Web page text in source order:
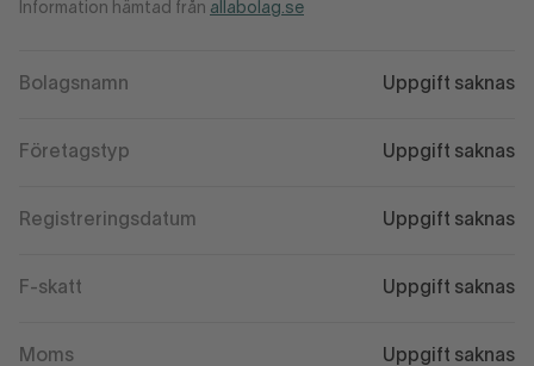
Information hämtad från allabolag.se
Bolagsnamn Uppgift saknas
Företagstyp Uppgift saknas
Registreringsdatum Uppgift saknas
F-skatt Uppgift saknas
Moms Uppgift saknas